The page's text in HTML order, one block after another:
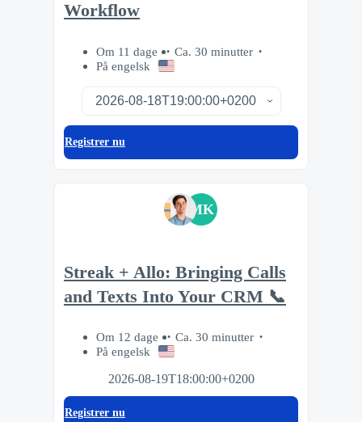
Workflow
Om 11 dage
Ca. 30 minutter
På engelsk
Registrer nu
MK
Streak + Allo: Bringing Calls
and Texts Into Your CRM 📞
Om 12 dage
Ca. 30 minutter
På engelsk
2026-08-19T18:00:00+0200
Registrer nu